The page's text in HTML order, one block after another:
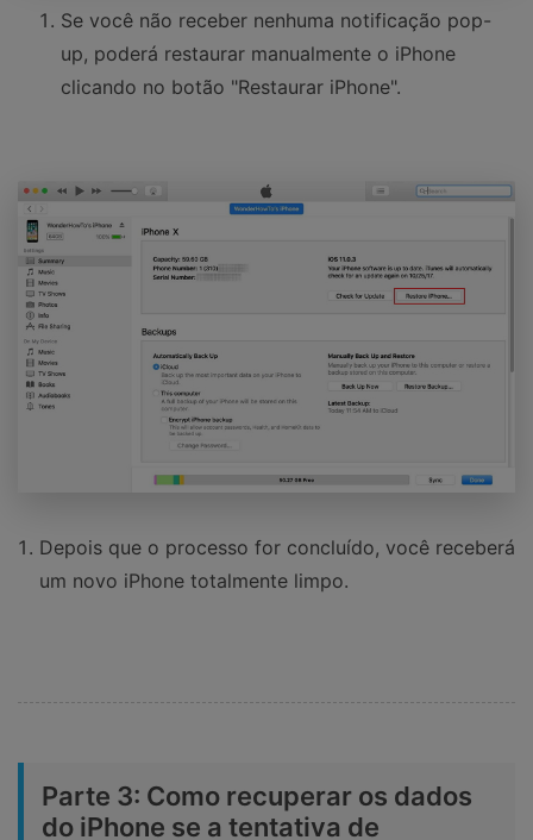
Se você não receber nenhuma notificação pop-
up, poderá restaurar manualmente o iPhone
clicando no botão "Restaurar iPhone".
Depois que o processo for concluído, você receberá
um novo iPhone totalmente limpo.
Parte 3: Como recuperar os dados
do iPhone se a tentativa de